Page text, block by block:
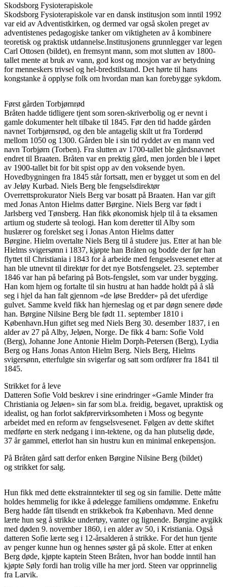
Skodsborg Fysioterapiskole
Skodsborg Fysioterapiskole var en dansk institusjon som inntil 1992
var eid av Adventistkirken, og dermed var også skolen preget av
adventistenes pedagogiske tanker om viktigheten av å kombinere
teoretisk og praktisk utdannelse.Institusjonens grunnlegger var legen
Carl Ottosen (bildet), en fremsynt mann, som mot slutten av 1800-
tallet mente at bruk av vann, god kost og mosjon var av betydning
for menneskers trivsel og hel-bredstilstand. Det hørte til hans
kongstanke å opplyse folk om hvordan man kan forebygge sykdom.
Først gården Torbjørnrød
Bråten hadde tidligere tjent som soren-skriverbolig og er nevnt i
gamle dokumenter helt tilbake til 1845. Før den tid hadde gården
navnet Torbjørnsrød, og den ble antagelig skilt ut fra Torderød
mellom 1050 og 1300. Gården ble i sin tid ryddet av en mann ved
navn Torbjørn (Torben). Fra slutten av 1700-tallet ble gårdsnavnet
endret til Braaten. Bråten var en prektig gård, men jorden ble i løpet
av 1900-tallet bit for bit spist opp av den voksende byen.
Hovedbygningen fra 1845 står fortsatt, men er bygget ut som en del
av Jeløy Kurbad. Niels Berg ble fengselsdirektør
Overrettsprokurator Niels Berg var bosatt på Braaten. Han var gift
med Jonas Anton Hielms datter Børgine. Niels Berg var født i
Jarlsberg ved Tønsberg. Han fikk økonomisk hjelp til å ta eksamen
artium og studerte så teologi. Han kom deretter til Alby som
huslærer og forelsket seg i Jonas Anton Hielms datter
Børgine. Hielm overtalte Niels Berg til å studere jus. Etter at han ble
Hielms svigersønn i 1837, kjøpte han Bråten og bodde der før han
flyttet til Christiania i 1843 for å arbeide med fengselsvesenet etter at
han ble utnevnt til direktør for det nye Botsfengselet. 23. september
1846 var han på befaring på Bots-fengslet, som var under bygging.
Han kom hjem og fortalte til sin hustru at han hadde holdt på å slå
seg i hjel da han falt gjennom «de løse Bredder» på det uferdige
gulvet. Samme kveld fikk han hjerneslag og et par døgn senere døde
han. Børgine Nilsine Berg ble født 11. september 1810 i
København.Hun giftet seg med Niels Berg 30. desember 1837, i en
alder av 27 på Alby, Jeløen, Norge. De fikk 4 barn: Sofie Vold
(Berg), Johanne Jone Antonie Hielm Dorph-Petersen (Berg), Lydia
Berg og Hans Jonas Anton Hielm Berg. Niels Berg, Hielms
svigersønn, etterfulgte sin svigerfar og satt som ordfører fra 1841 til
1845.
Strikket for å leve
Datteren Sofie Vold beskrev i sine erindringer «Gamle Minder fra
Christiania og Jeløen» sin far som bl.a. freidig, begavet, upraktisk og
idealist, og han forlot sakførervirksomheten i Moss og begynte
arbeidet med en reform av fengselsvesenet. Følgen av dette skiftet
medførte en sterk nedgang i inn-tektene, og da han plutselig døde,
37 år gammel, etterlot han sin hustru kun en minimal enkepensjon.
På Bråten gård satt derfor enken Børgine Nilsine Berg (bildet)
og strikket for salg.
Hun fikk med dette ekstrainntekter til seg og sin familie. Dette måtte
holdes hemmelig for ikke å ødelegge familiens omdømme. Enkefru
Berg hadde fått tilsendt en strikkebok fra København. Med denne
lærte hun seg å strikke undertøy, vanter og lignende. Børgine avgikk
med døden 9. november 1860, i en alder av 50, i Kristiania. Også
datteren Sofie lærte seg i 12-årsalderen å strikke. For det hun tjente
av penger kunne hun og hennes søster gå på skole. Etter at enken
Berg døde, kjøpte kaptein Steen Bråten, hvor han bodde inntil han
kjøpte Søly fordi han trolig ville ha mer jord. Steen var opprinnelig
fra Larvik.